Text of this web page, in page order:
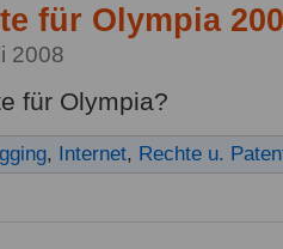
für Olympia
2008
für Olympia?
, Internet, Rechte u.